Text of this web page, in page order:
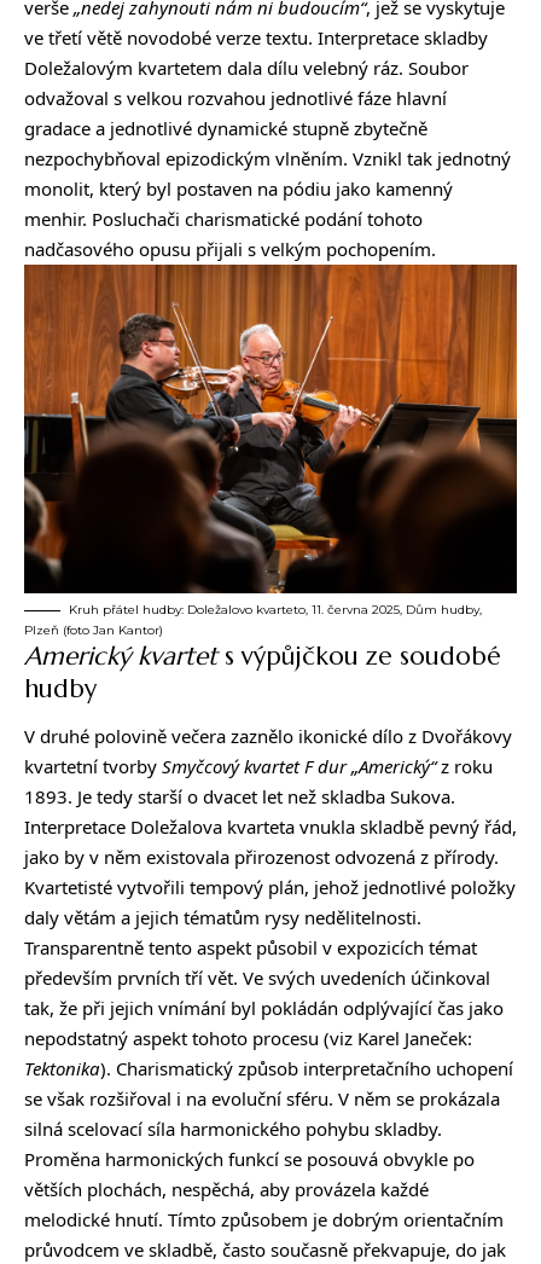
verše „nedej zahynouti nám ni budoucím“, jež se vyskytuje
ve třetí větě novodobé verze textu. Interpretace skladby
Doležalovým kvartetem dala dílu velebný ráz. Soubor
odvažoval s velkou rozvahou jednotlivé fáze hlavní
gradace a jednotlivé dynamické stupně zbytečně
nezpochybňoval epizodickým vlněním. Vznikl tak jednotný
monolit, který byl postaven na pódiu jako kamenný
menhir. Posluchači charismatické podání tohoto
nadčasového opusu přijali s velkým pochopením.
Kruh přátel hudby: Doležalovo kvarteto, 11. června 2025, Dům hudby,
Plzeň (foto Jan Kantor)
Americký kvartets výpůjčkou ze soudobé
hudby
V druhé polovině večera zaznělo ikonické dílo z Dvořákovy
kvartetní tvorby Smyčcový kvartet F dur „Americký“z roku
1893. Je tedy starší o dvacet let než skladba Sukova.
Interpretace Doležalova kvarteta vnukla skladbě pevný řád,
jako by v něm existovala přirozenost odvozená z přírody.
Kvartetisté vytvořili tempový plán, jehož jednotlivé položky
daly větám a jejich tématům rysy nedělitelnosti.
Transparentně tento aspekt působil v expozicích témat
především prvních tří vět. Ve svých uvedeních účinkoval
tak, že při jejich vnímání byl pokládán odplývající čas jako
nepodstatný aspekt tohoto procesu (viz Karel Janeček:
Tektonika). Charismatický způsob interpretačního uchopení
se však rozšiřoval i na evoluční sféru. V něm se prokázala
silná scelovací síla harmonického pohybu skladby.
Proměna harmonických funkcí se posouvá obvykle po
větších plochách, nespěchá, aby provázela každé
melodické hnutí. Tímto způsobem je dobrým orientačním
průvodcem ve skladbě, často současně překvapuje, do jak